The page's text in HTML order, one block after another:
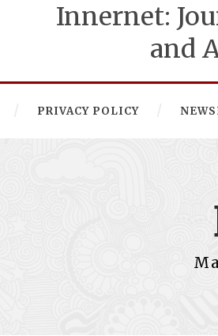
Innernet:
and
PRIVACY POLICY